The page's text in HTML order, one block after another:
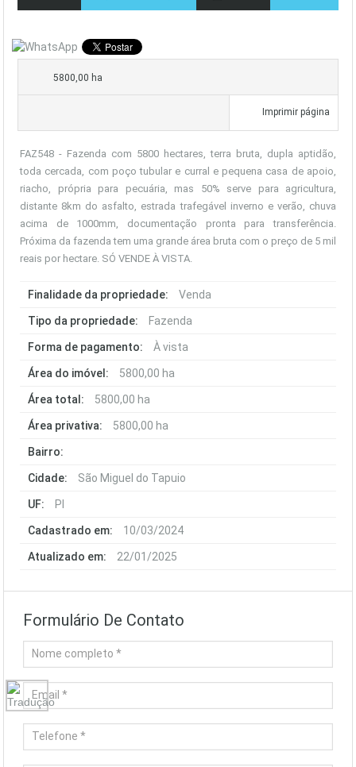
5800,00 ha
Imprimir página
FAZ548 - Fazenda com 5800 hectares, terra bruta, dupla aptidão,
toda cercada, com poço tubular e curral e pequena casa de apoio,
riacho, própria para pecuária, mas 50% serve para agricultura,
distante 8km do asfalto, estrada trafegável inverno e verão, chuva
acima de 1000mm, documentação pronta para transferência.
Próxima da fazenda tem uma grande área bruta com o preço de 5 mil
reais por hectare. SÓ VENDE À VISTA.
Finalidade da propriedade: Venda
Tipo da propriedade: Fazenda
Forma de pagamento: À vista
Área do imóvel: 5800,00 ha
Área total: 5800,00 ha
Área privativa: 5800,00 ha
Bairro:
Cidade: São Miguel do Tapuio
UF: PI
Cadastrado em: 10/03/2024
Atualizado em: 22/01/2025
Formulário De Contato